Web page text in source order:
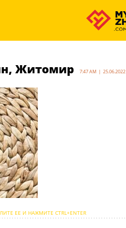
Житомир 7:47 AM | 25.06.2022
ЕЕ И НАЖМИТЕ CTRL+ENTER